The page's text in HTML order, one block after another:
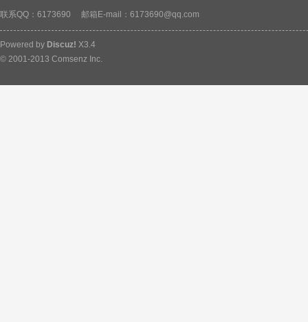
联系QQ：6173690 邮箱E-mail：6173690@qq.com
Powered by Discuz! X3.4
© 2001-2013 Comsenz Inc.